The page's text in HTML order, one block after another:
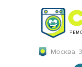
Москва,